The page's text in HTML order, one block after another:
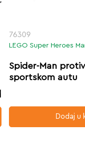
76309
LEGO Super Heroes
Spider-Man
sportskom autu
Dodaj u